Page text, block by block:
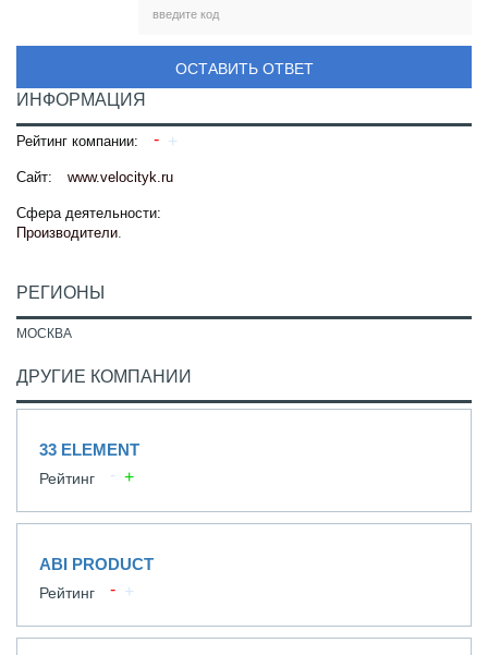
ОСТАВИТЬ ОТВЕТ
ИНФОРМАЦИЯ
Рейтинг компании:
Сайт: www.velocityk.ru
Сфера деятельности:
Производители.
РЕГИОНЫ
МОСКВА
ДРУГИЕ КОМПАНИИ
33 ELEMENT
Рейтинг
ABI PRODUCT
Рейтинг